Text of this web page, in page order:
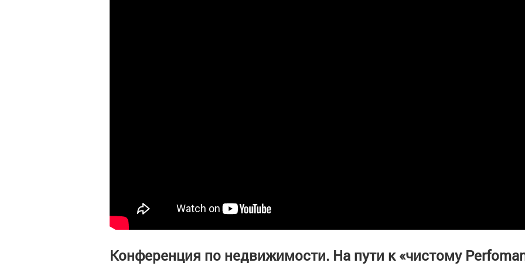
Конференция по недвижимости. На пути к «чистому